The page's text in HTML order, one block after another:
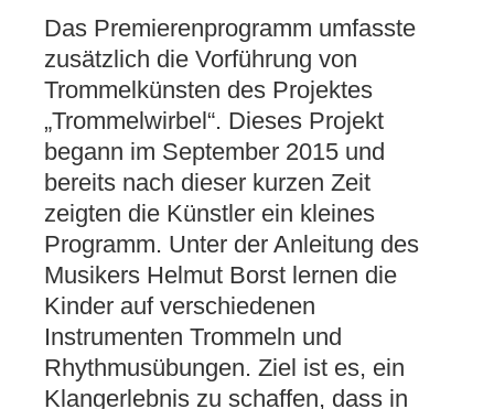
Das Premierenprogramm umfasste
zusätzlich die Vorführung von
Trommelkünsten des Projektes
„Trommelwirbel“. Dieses Projekt
begann im September 2015 und
bereits nach dieser kurzen Zeit
zeigten die Künstler ein kleines
Programm. Unter der Anleitung des
Musikers Helmut Borst lernen die
Kinder auf verschiedenen
Instrumenten Trommeln und
Rhythmusübungen. Ziel ist es, ein
Klangerlebnis zu schaffen, dass in